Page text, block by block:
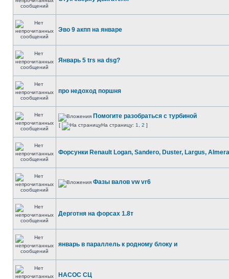
Эво 9 акпп на январе
Январь 5 trs на dsg?
про недоход поршня
Помогите разобраться с турбиной
[ На страницу: 1 2 ]
Форсунки Renault Logan, Sandero, Duster, Largus, Almera
Фазы валов vw vr6
Дерготня на форсах 1.8т
январь в параллель к родному блоку и
НАСОС СЦ